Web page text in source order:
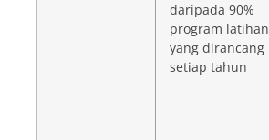
daripada 90%
program latihan
yang dirancang
setiap tahun